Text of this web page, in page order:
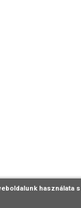
használata